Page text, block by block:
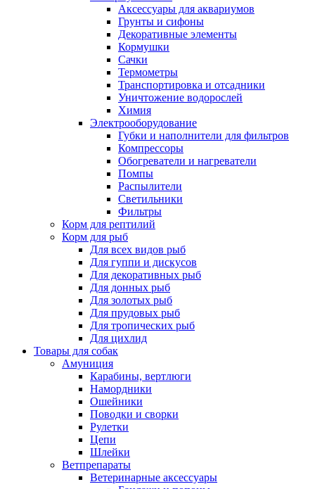
Аксессуары для аквариумов
Грунты и сифоны
Декоративные элементы
Кормушки
Сачки
Термометры
Транспортировка и отсадники
Уничтожение водорослей
Химия
Электрооборудование
Губки и наполнители для фильтров
Компрессоры
Обогреватели и нагреватели
Помпы
Распылители
Светильники
Фильтры
Корм для рептилий
Корм для рыб
Для всех видов рыб
Для гуппи и дискусов
Для декоративных рыб
Для донных рыб
Для золотых рыб
Для прудовых рыб
Для тропических рыб
Для цихлид
Товары для собак
Амуниция
Карабины, вертлюги
Намордники
Ошейники
Поводки и сворки
Рулетки
Цепи
Шлейки
Ветпрепараты
Ветеринарные аксессуары